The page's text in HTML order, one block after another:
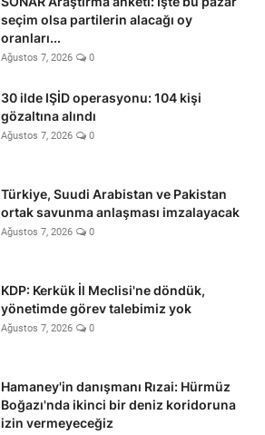
seçim olsa partilerin alacağı oy
oranları...
Ağustos 7, 2026 0
30 ilde IŞİD operasyonu: 104 kişi
gözaltına alındı
Ağustos 7, 2026 0
Türkiye, Suudi Arabistan ve Pakistan
ortak savunma anlaşması imzalayacak
Ağustos 7, 2026 0
KDP: Kerkük İl Meclisi'ne döndük,
yönetimde görev talebimiz yok
Ağustos 7, 2026 0
Hamaney'in danışmanı Rızai: Hürmüz
Boğazı'nda ikinci bir deniz koridoruna
izin vermeyeceğiz